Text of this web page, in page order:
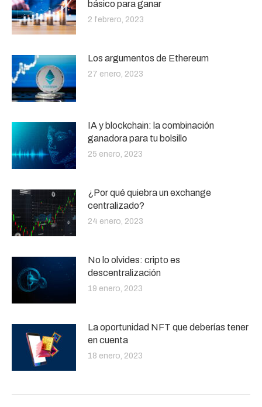
básico para ganar
2 febrero, 2023
Los argumentos de Ethereum
27 enero, 2023
IA y blockchain: la combinación
ganadora para tu bolsillo
25 enero, 2023
¿Por qué quiebra un exchange
centralizado?
24 enero, 2023
No lo olvides: cripto es
descentralización
19 enero, 2023
La oportunidad NFT que deberías tener
en cuenta
18 enero, 2023